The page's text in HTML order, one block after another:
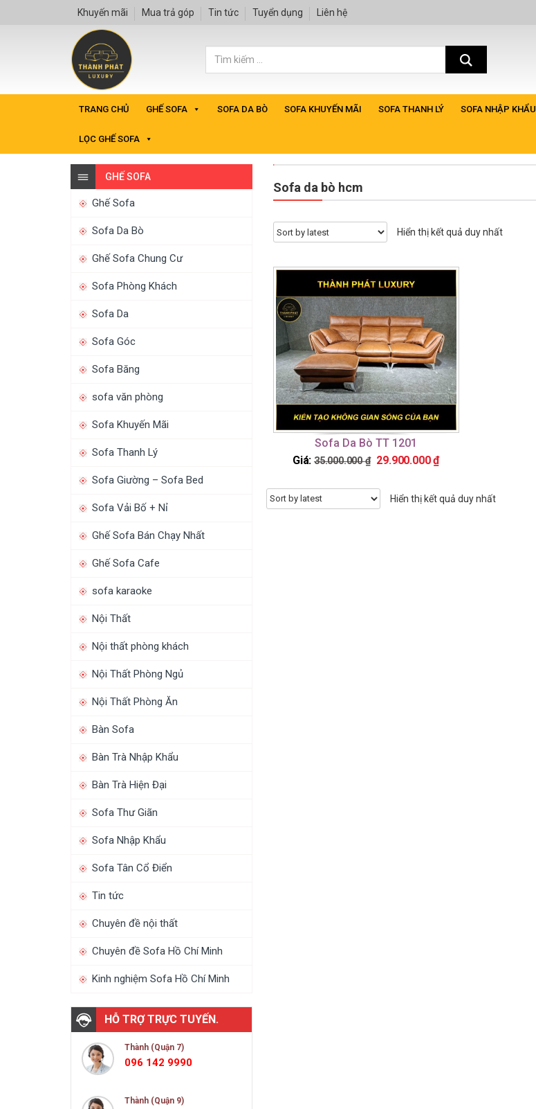
Khuyến mãi Mua trả góp Tin tức Tuyển dụng Liên hệ
TRANG CHỦ GHẾ SOFA SOFA DA BÒ SOFA KHUYẾN MÃI SOFA THANH LÝ SOFA NHẬP KHẨU
LỌC GHẾ SOFA
GHẾ SOFA
Ghế Sofa
Sofa Da Bò
Ghế Sofa Chung Cư
Sofa Phòng Khách
Sofa Da
Sofa Góc
Sofa Băng
sofa văn phòng
Sofa Khuyến Mãi
Sofa Thanh Lý
Sofa Giường – Sofa Bed
Sofa Vải Bố + Nỉ
Ghế Sofa Bán Chạy Nhất
Ghế Sofa Cafe
sofa karaoke
Nội Thất
Nội thất phòng khách
Nội Thất Phòng Ngủ
Nội Thất Phòng Ăn
Bàn Sofa
Bàn Trà Nhập Khẩu
Bàn Trà Hiện Đại
Sofa Thư Giãn
Sofa Nhập Khẩu
Sofa Tân Cổ Điển
Tin tức
Chuyên đề nội thất
Chuyên đề Sofa Hồ Chí Minh
Kinh nghiệm Sofa Hồ Chí Minh
HỖ TRỢ TRỰC TUYẾN.
Thành (Quận 7)
096 142 9990
Thành (Quận 9)
Sofa da bò hcm
Hiển thị kết quả duy nhất
Sofa Da Bò TT 1201
Giá: 35.000.000₫ 29.900.000₫
Hiển thị kết quả duy nhất